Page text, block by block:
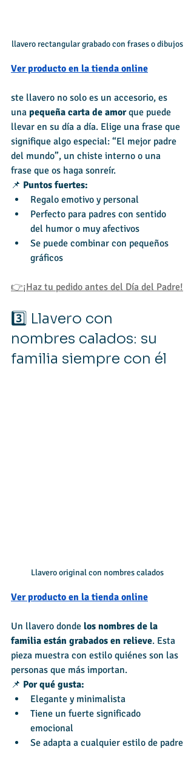
llavero rectangular grabado con frases o dibujos
Ver producto en la tienda online
ste llavero no solo es un accesorio, es
una pequeña carta de amor que puede
llevar en su día a día. Elige una frase que
signifique algo especial: “El mejor padre
del mundo”, un chiste interno o una
frase que os haga sonreír.
📌 Puntos fuertes:
Regalo emotivo y personal
Perfecto para padres con sentido
del humor o muy afectivos
Se puede combinar con pequeños
gráficos
👉¡Haz tu pedido antes del Día del Padre!
3️⃣ Llavero con
nombres calados: su
familia siempre con él
Llavero original con nombres calados
Ver producto en la tienda online
Un llavero donde los nombres de la
familia están grabados en relieve. Esta
pieza muestra con estilo quiénes son las
personas que más importan.
📌 Por qué gusta:
Elegante y minimalista
Tiene un fuerte significado
emocional
Se adapta a cualquier estilo de padre